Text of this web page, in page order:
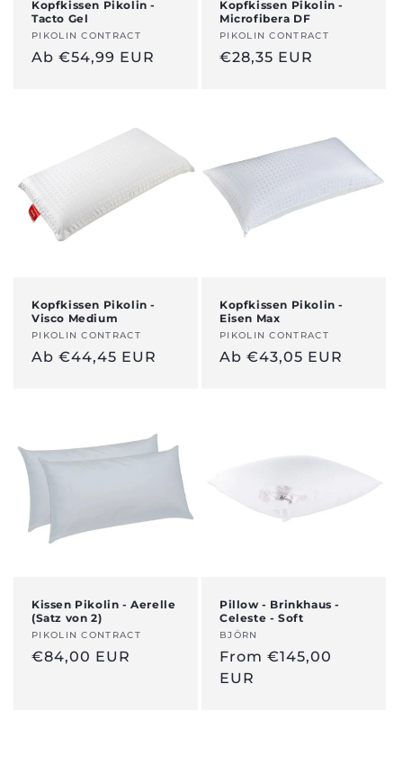
Kopfkissen Pikolin -
Tacto Gel
Anbieter:
PIKOLIN CONTRACT
Regulärer
Ab €54,99 EUR
Kopfkissen Pikolin -
Microfibera DF
Anbieter:
PIKOLIN CONTRACT
Regulärer
€28,35 EUR
Kopfkissen Pikolin -
Visco Medium
Anbieter:
PIKOLIN CONTRACT
Regulärer
Ab €44,45 EUR
Kopfkissen Pikolin -
Eisen Max
Anbieter:
PIKOLIN CONTRACT
Regulärer
Ab €43,05 EUR
Kissen Pikolin - Aerelle
(Satz von 2)
Anbieter:
PIKOLIN CONTRACT
Regulärer
€84,00 EUR
Pillow - Brinkhaus -
Celeste - Soft
Anbieter:
BJÖRN
Regular
price
From €145,00
EUR